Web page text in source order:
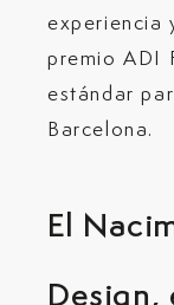
experiencia
premio ADI
estándar
Barcelona.
El
Design,